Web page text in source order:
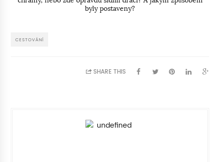
byly postaveny?
CESTOVÁNÍ
SHARE THIS